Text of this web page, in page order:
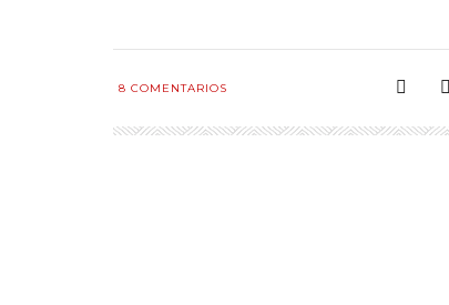
8 COMENTARIOS